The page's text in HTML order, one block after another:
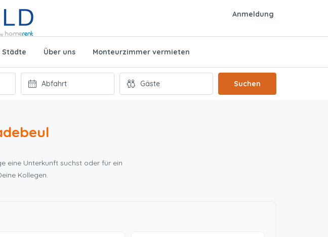
Anmeldung
Städte Über uns Monteurzimmer vermieten
Suchen
eine Unterkunft suchst oder für ein
Kollegen.